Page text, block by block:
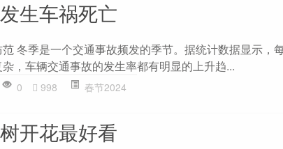
生车祸死亡
冬季是一个交通事故频发的季节。据统计数据显示，
，车辆交通事故的发生率都有明显的上升趋...
0 998 春节2024
开花最好看